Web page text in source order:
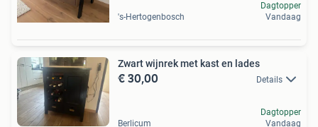
's-Hertogenbosch
Dagtopper
Vandaag
Zwart wijnrek met kast en lades
€ 30,00 Details
Berlicum
Dagtopper
Vandaag